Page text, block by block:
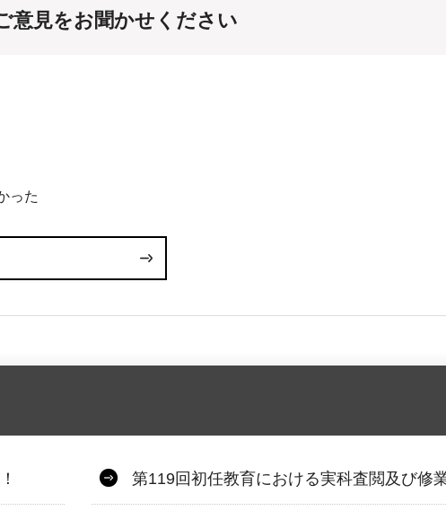
意見をお聞かせください
った
第119回初任教育における実科査閲及び修